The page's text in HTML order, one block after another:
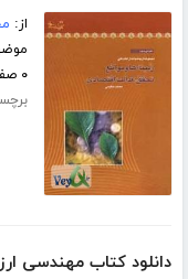
از:
۰ صفحه
دانلود کتاب مهندسی